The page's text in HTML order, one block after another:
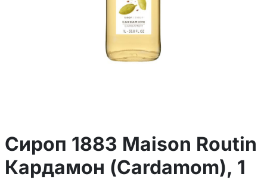
Сироп 1883 Maison Routin
Кардамон (Cardamom), 1